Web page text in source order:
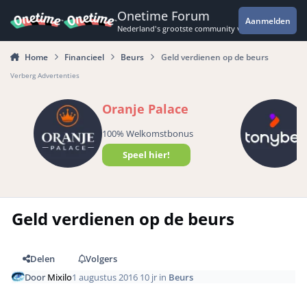
Onetime Forum
Nederland's grootste community voor de
Aanmelden
Home Financieel Beurs Geld verdienen op de beurs
Verberg Advertenties
Oranje Palace
100% Welkomstbonus
Speel hier!
Geld verdienen op de beurs
Delen
Volgers
DoorMixilo1 augustus 2016 10 jr in Beurs